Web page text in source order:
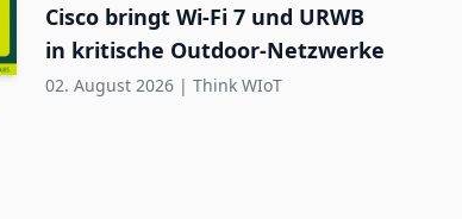
Cisco bringt Wi-Fi 7 und URWB
in kritische Outdoor-Netzwerke
02. August 2026 | Think WIoT